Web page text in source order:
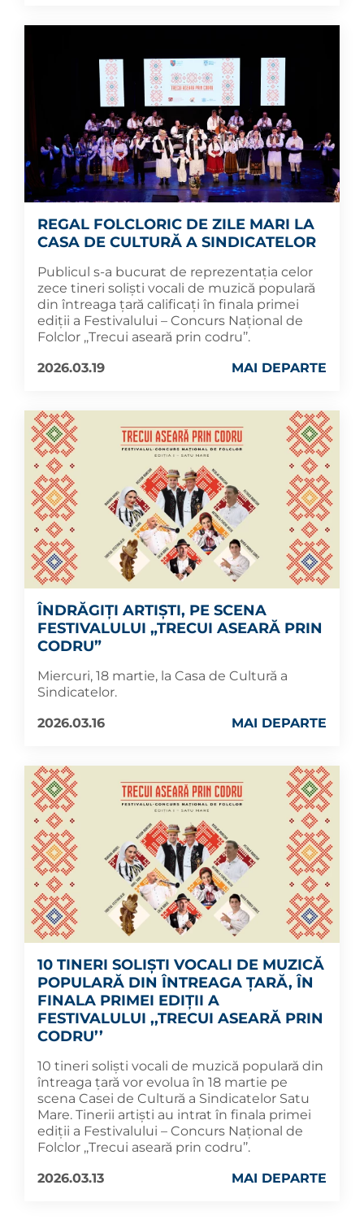
REGAL FOLCLORIC DE ZILE MARI LA
CASA DE CULTURĂ A SINDICATELOR
Publicul s-a bucurat de reprezentația celor
zece tineri soliști vocali de muzică populară
din întreaga țară calificați în finala primei
ediții a Festivalului – Concurs Național de
Folclor ,,Trecui aseară prin codru’’.
2026.03.19
MAI DEPARTE
ÎNDRĂGIȚI ARTIȘTI, PE SCENA
FESTIVALULUI „TRECUI ASEARĂ PRIN
CODRU”
Miercuri, 18 martie, la Casa de Cultură a
Sindicatelor.
2026.03.16
MAI DEPARTE
10 TINERI SOLIȘTI VOCALI DE MUZICĂ
POPULARĂ DIN ÎNTREAGA ȚARĂ, ÎN
FINALA PRIMEI EDIȚII A
FESTIVALULUI ,,TRECUI ASEARĂ PRIN
CODRU’’
10 tineri soliști vocali de muzică populară din
întreaga țară vor evolua în 18 martie pe
scena Casei de Cultură a Sindicatelor Satu
Mare. Tinerii artiști au intrat în finala primei
ediții a Festivalului – Concurs Național de
Folclor ,,Trecui aseară prin codru’’.
2026.03.13
MAI DEPARTE